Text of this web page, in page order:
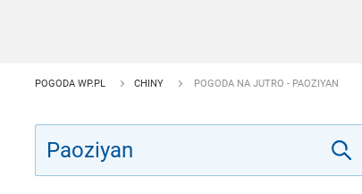
POGODA WP.PL CHINY POGODA NA JUTRO - PAOZIYAN